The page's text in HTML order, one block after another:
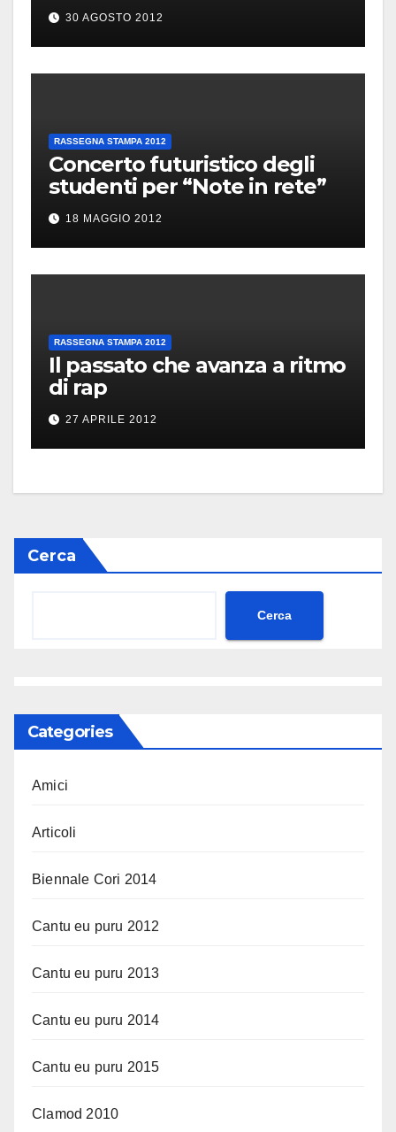
30 AGOSTO 2012
RASSEGNA STAMPA 2012
Concerto futuristico degli
studenti per “Note in rete”
18 MAGGIO 2012
RASSEGNA STAMPA 2012
Il passato che avanza a ritmo
di rap
27 APRILE 2012
Cerca
Cerca
Categories
Amici
Articoli
Biennale Cori 2014
Cantu eu puru 2012
Cantu eu puru 2013
Cantu eu puru 2014
Cantu eu puru 2015
Clamod 2010